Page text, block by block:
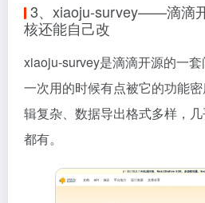
3、xiaoju-survey——滴滴
核还能自己改
xiaoju-survey是滴滴开源的一
一次用的时候有点被它的功能
辑复杂、数据导出格式多样，
都有。